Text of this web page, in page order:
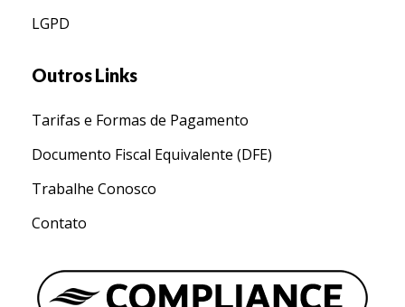
LGPD
Outros Links
Tarifas e Formas de Pagamento
Documento Fiscal Equivalente (DFE)
Trabalhe Conosco
Contato